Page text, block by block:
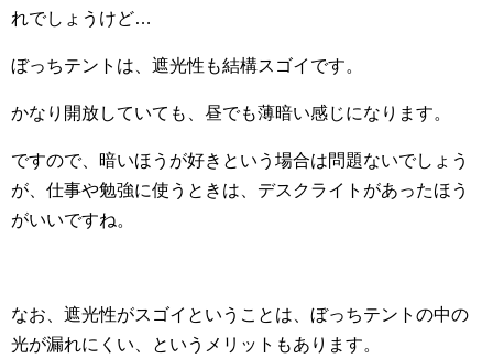
れでしょうけど…
ぼっちテントは、遮光性も結構スゴイです。
かなり開放していても、昼でも薄暗い感じになります。
ですので、暗いほうが好きという場合は問題ないでしょう
が、仕事や勉強に使うときは、デスクライトがあったほう
がいいですね。
なお、遮光性がスゴイということは、ぼっちテントの中の
光が漏れにくい、というメリットもあります。